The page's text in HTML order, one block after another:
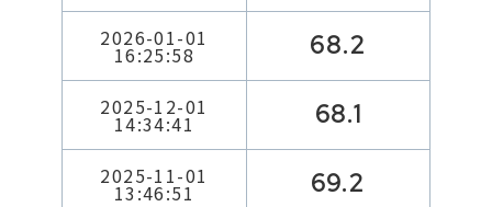
2026-01-01
16:25:58 68.2
2025-12-01
14:34:41 68.1
2025-11-01
13:46:51 69.2